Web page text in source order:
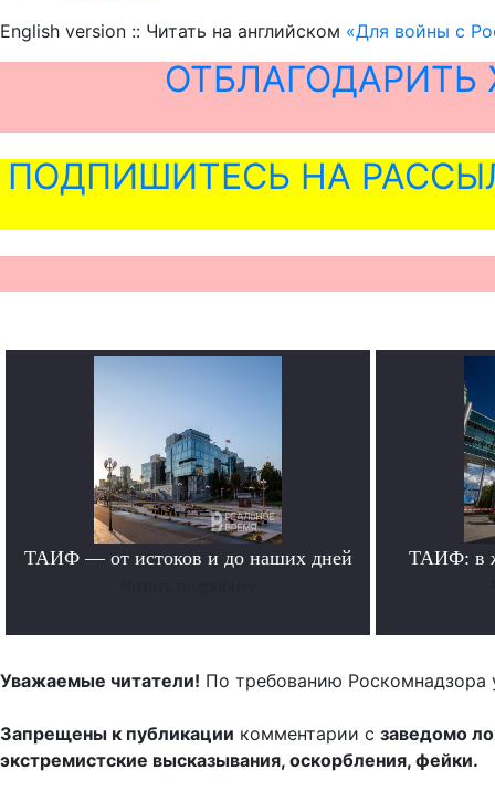
English version :: Читать на английском «Для войны с
ПОДПИШИТЕСЬ НА
ТАИФ — от истоков и до наших дней ТАИФ: в
Уважаемые читатели! По требованию Роскомнадзора
Запрещены к публикации комментарии с заведомо
экстремистские высказывания, оскорбления, фейки.